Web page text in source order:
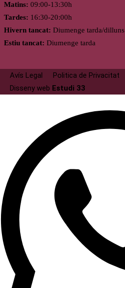
Matins: 09:00-13:30h
Tardes: 16:30-20:00h
Hivern tancat: Diumenge tarda/dilluns
Estiu tancat: Diumenge tarda
Avís Legal Politica de Privacitat
Disseny web Estudi 33